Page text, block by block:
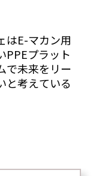
はE-マカン用
PPEプラット
で未来をリー
と考えている